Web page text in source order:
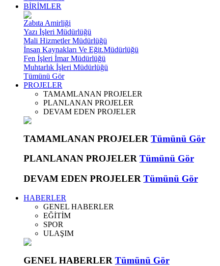
BİRİMLER
Zabıta Amirliği
Yazı İşleri Müdürlüğü
Mali Hizmetler Müdürlüğü
İnsan Kaynakları Ve Eğit.Müdürlüğü
Fen İşleri İmar Müdürlüğü
Muhtarlık İşleri Müdürlüğü
Tümünü Gör
PROJELER
TAMAMLANAN PROJELER
PLANLANAN PROJELER
DEVAM EDEN PROJELER
TAMAMLANAN PROJELER Tümünü Gör
PLANLANAN PROJELER Tümünü Gör
DEVAM EDEN PROJELER Tümünü Gör
HABERLER
GENEL HABERLER
EĞİTİM
SPOR
ULAŞIM
GENEL HABERLER Tümünü Gör